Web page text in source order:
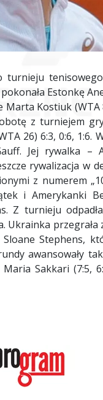
turnieju
Estonkę
Kostiuk (WTA
z turniejem
26) 6:3, 0:6, 1:6.
Jej rywalka –
rywalizacja w
z numerem
i Amerykanki
Z turnieju
Ukrainka
Stephens,
awansowały
Sakkari (7:5,